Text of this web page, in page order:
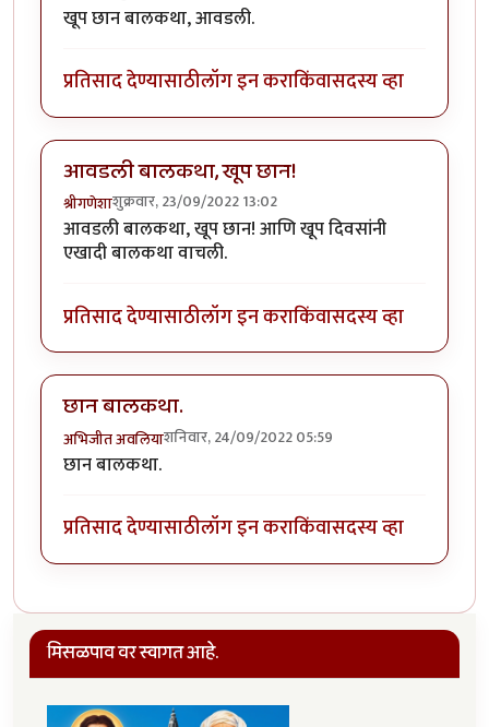
खूप छान बालकथा, आवडली.
प्रतिसाद देण्यासाठीलॉग इन कराकिंवासदस्य व्हा
आवडली बालकथा, खूप छान!
श्रीगणेशाशुक्रवार, 23/09/2022 13:02
आवडली बालकथा, खूप छान! आणि खूप दिवसांनी
एखादी बालकथा वाचली.
प्रतिसाद देण्यासाठीलॉग इन कराकिंवासदस्य व्हा
छान बालकथा.
अभिजीत अवलियाशनिवार, 24/09/2022 05:59
छान बालकथा.
प्रतिसाद देण्यासाठीलॉग इन कराकिंवासदस्य व्हा
मिसळपाव वर स्वागत आहे.